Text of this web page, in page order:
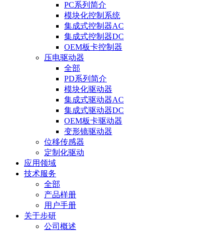
PC系列简介
模块化控制系统
集成式控制器AC
集成式控制器DC
OEM板卡控制器
压电驱动器
全部
PD系列简介
模块化驱动器
集成式驱动器AC
集成式驱动器DC
OEM板卡驱动器
变形镜驱动器
位移传感器
定制化驱动
应用领域
技术服务
全部
产品样册
用户手册
关于步研
公司概述